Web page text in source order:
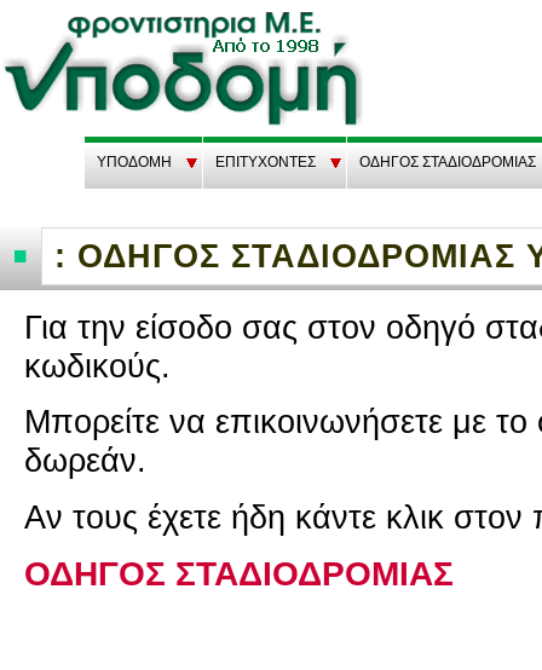
ΥΠΟΔΟΜΗ EΠΙΤΥΧΟΝΤΕΣ ΟΔΗΓΟΣ ΣΤΑΔΙΟΔΡΟΜΙΑΣ
: ΟΔΗΓΟΣ ΣΤΑΔΙΟΔΡΟΜΙΑΣ
Για την εί­σο­δο σας στον οδηγό
κω­δι­κούς.
Μπο­ρεί­τε να επι­κοι­νω­νή­σε­τε με
δω­ρε­άν.
Αν τους έχετε ήδη κάντε κλικ
ΟΔΗ­ΓΟΣ ΣΤΑ­ΔΙΟ­ΔΡΟ­ΜΙΑΣ